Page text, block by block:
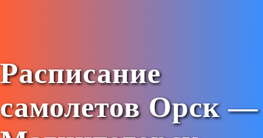
Расписание
самолетов Орск —